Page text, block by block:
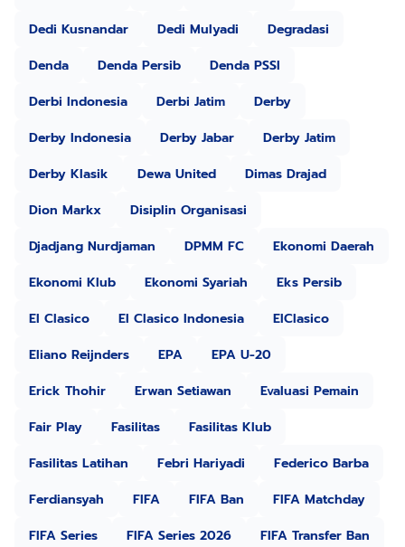
Dedi Kusnandar
Dedi Mulyadi
Degradasi
Denda
Denda Persib
Denda PSSI
Derbi Indonesia
Derbi Jatim
Derby
Derby Indonesia
Derby Jabar
Derby Jatim
Derby Klasik
Dewa United
Dimas Drajad
Dion Markx
Disiplin Organisasi
Djadjang Nurdjaman
DPMM FC
Ekonomi Daerah
Ekonomi Klub
Ekonomi Syariah
Eks Persib
El Clasico
El Clasico Indonesia
ElClasico
Eliano Reijnders
EPA
EPA U-20
Erick Thohir
Erwan Setiawan
Evaluasi Pemain
Fair Play
Fasilitas
Fasilitas Klub
Fasilitas Latihan
Febri Hariyadi
Federico Barba
Ferdiansyah
FIFA FIFA Ban
FIFA Matchday
FIFA Series
FIFA Series 2026
FIFA Transfer Ban